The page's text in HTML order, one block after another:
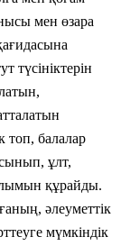
мен өзара
түсініктерін
топ, балалар
ұлт,
құрайды.
әлеуметтік
мүмкіндік